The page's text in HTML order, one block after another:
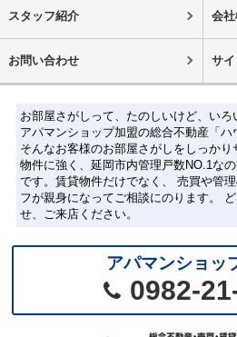
スタッフ紹介 会
お問い合わせ サ
お部屋さがしって、たのしいけど、いろ
アパマンショップ加盟の総合不動産「ハ
そんなお客様のお部屋さがしをしっか
物件に強く、延岡市内管理戸数NO.1な
です。賃貸物件だけでなく、 売買や管
フが親身になってご相談にのります。
せ、ご来店ください。
アパマンショッ
0982-